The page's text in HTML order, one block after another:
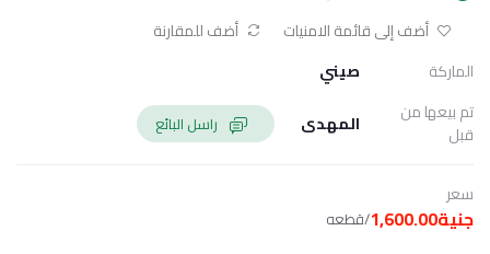
أضف إلى قائمة الامنيات
أضف للمقارنة
الماركة
صيني
تم بيعها من
قبل
المهدى
سعر
جنية1,600.00 /قطعه